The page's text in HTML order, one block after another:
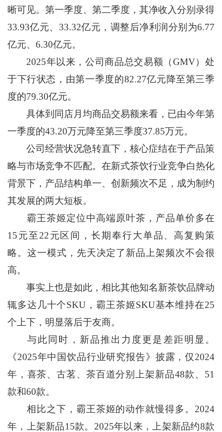
晰可见。第一季度、第二季度，其净收入分别录得
33.93亿元、33.32亿元，调整后净利润分别为6.77
亿元、6.30亿元。
2025年以来，公司商品总交易额（GMV）处
于下行状态，由第一季度的82.27亿元降至第三季
度的79.30亿元。
具体到同店月均商品交易额来看，已由今年第
一季度的43.20万元降至第三季度37.85万元。
公司经营状况急转直下，核心症结在于产品策
略与市场竞争不匹配。在新式茶饮行业竞争白热化
背景下，产品结构单一、创新频次不足，成为制约
其发展的两大短板。
霸王茶姬定位中高端原叶茶，产品单价多在
15元至22元区间，长期奉行大单品、高复购策
略。这一模式，先天决定了新品上架频次不会很
高。
事实上也是如此，相比其他知名新茶饮品牌动
辄多达几十个SKU，霸王茶姬SKU基本维持在25
个上下，明显落后于友商。
与此同时，新品推出力度更是差距明显。
《2025年中国饮品行业研究报告》披露，仅2024
年，喜茶、古茗、茶百道分别上架新品48款、51
款和60款。
相比之下，霸王茶姬的动作就慢得多。2024
年，上架新品15款。2025年以来，上架新品约8款